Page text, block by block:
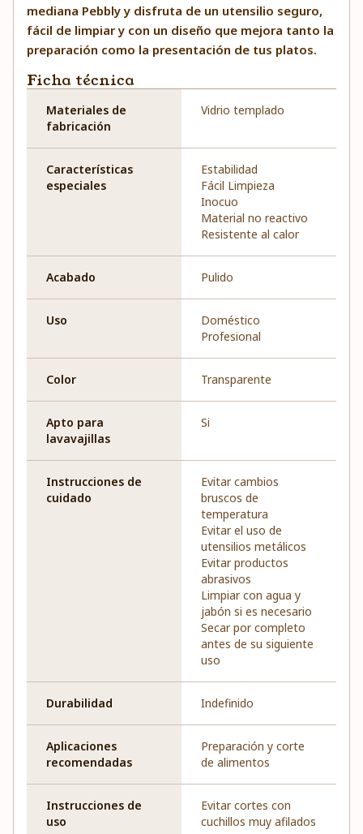
mediana Pebbly y disfruta de un utensilio seguro,
fácil de limpiar y con un diseño que mejora tanto la
preparación como la presentación de tus platos.
Ficha técnica
Materiales de
fabricación
Vidrio templado
Características
especiales
Estabilidad
Fácil Limpieza
Inocuo
Material no reactivo
Resistente al calor
Acabado Pulido
Uso
Doméstico
Profesional
Color Transparente
Apto para
lavavajillas
Si
Instrucciones de
cuidado
Evitar cambios
bruscos de
temperatura
Evitar el uso de
utensilios metálicos
Evitar productos
abrasivos
Limpiar con agua y
jabón si es necesario
Secar por completo
antes de su siguiente
uso
Durabilidad Indefinido
Aplicaciones
recomendadas
Preparación y corte
de alimentos
Instrucciones de
uso
Evitar cortes con
cuchillos muy afilados